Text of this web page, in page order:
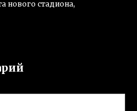
нового стадиона,